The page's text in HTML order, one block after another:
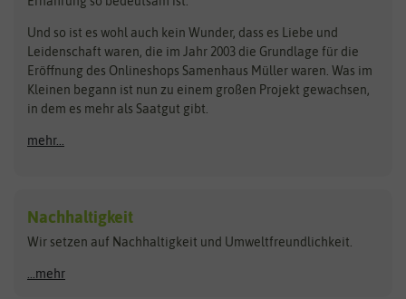
Steckzwiebeln
Zimmer & Kübelpflanzen
Kataloge
Schnäppchen
Anzucht & Gartenzubehör
Anzuchtschalen
Heizmatte & Heizkabel
Kokos-Quelltabletten
Zimmergewächshaus
BIOWOL
Blumicorn
Bûten Birds
Carl Pabst
Feldsaaten Freudenberger
Fertil
Flora Elite
Florissa
Flortis
Hortitops
Und so ist es wohl auch kein Wunder, dass es Liebe und
Leidenschaft waren, die im Jahr 2003 die Grundlage für die
Eröffnung des Onlineshops Samenhaus Müller waren. Was im
Kleinen begann ist nun zu einem großen Projekt gewachsen,
in dem es mehr als Saatgut gibt.
mehr...
Nachhaltigkeit
Wir setzen auf Nachhaltigkeit und Umweltfreundlichkeit.
...mehr